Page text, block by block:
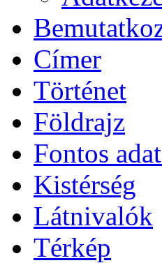
Címer
Történet
Földrajz
Fontos
Kistérség
Látnivalók
Térkép